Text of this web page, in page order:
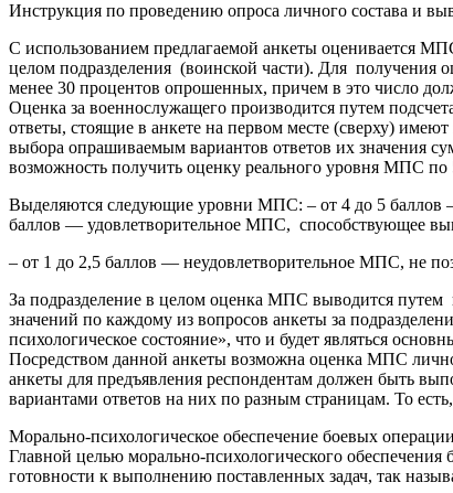
Инструкция по проведению опроса личного состава и
С использованием предлагаемой анкеты оценивается
целом подразделения (воинской части). Для получения
менее 30 процентов опрошенных, причем в это число
Оценка за военнослужащего производится путем
ответы, стоящие в анкете на первом месте (сверху)
выбора опрашиваемым вариантов ответов их значения
возможность получить оценку реального уровня МПС по
Выделяются следующие уровни МПС: – от 4 до 5 баллов
баллов — удовлетворительное МПС, способствующее
– от 1 до 2,5 баллов — неудовлетворительное МПС, не
За подразделение в целом оценка МПС выводится путем
значений по каждому из вопросов анкеты за
психологическое состояние», что и будет являться
Посредством данной анкеты возможна оценка МПС
анкеты для предъявления респондентам должен быть
вариантами ответов на них по разным страницам. То
Морально-психологическое обеспечение боевых
Главной целью морально-психологического
готовности к выполнению поставленных задач, так